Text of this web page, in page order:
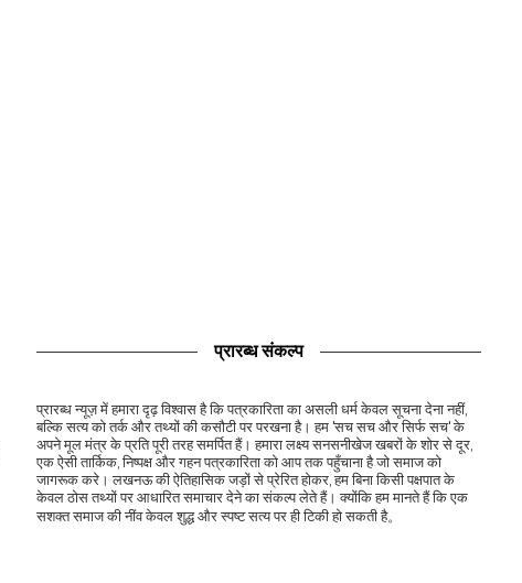
प्रारब्ध संकल्प
प्रारब्ध न्यूज़ में हमारा दृढ़ विश्वास है कि पत्रकारिता का असली धर्म केवल सूचना देना नहीं,
बल्कि सत्य को तर्क और तथ्यों की कसौटी पर परखना है। हम 'सच सच और सिर्फ सच' के
अपने मूल मंत्र के प्रति पूरी तरह समर्पित हैं। हमारा लक्ष्य सनसनीखेज खबरों के शोर से दूर,
एक ऐसी तार्किक, निष्पक्ष और गहन पत्रकारिता को आप तक पहुँचाना है जो समाज को
जागरूक करे। लखनऊ की ऐतिहासिक जड़ों से प्रेरित होकर, हम बिना किसी पक्षपात के
केवल ठोस तथ्यों पर आधारित समाचार देने का संकल्प लेते हैं। क्योंकि हम मानते हैं कि एक
सशक्त समाज की नींव केवल शुद्ध और स्पष्ट सत्य पर ही टिकी हो सकती है。